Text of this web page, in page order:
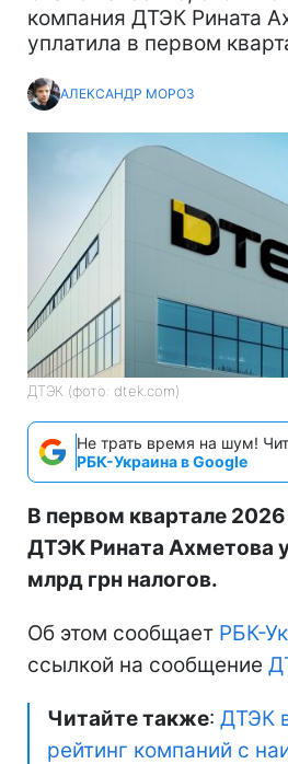
компания ДТЭК Рината
уплатила в первом
АЛЕКСАНДР МОРОЗ
ДТЭК (фото: dtek.com)
Не трать время на шум!
РБК-Украина в Google
В первом квартале
ДТЭК Рината Ахметова
млрд грн налогов.
Об этом сообщает РБК-
ссылкой на сообщение
Читайте также: ДТЭК
рейтинг компаний с